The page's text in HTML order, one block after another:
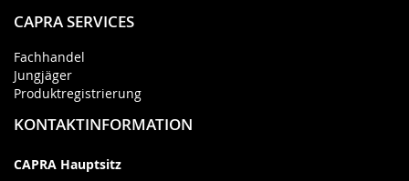
CAPRA SERVICES
Fachhandel
Jungjäger
Produktregistrierung
KONTAKTINFORMATION
CAPRA Hauptsitz